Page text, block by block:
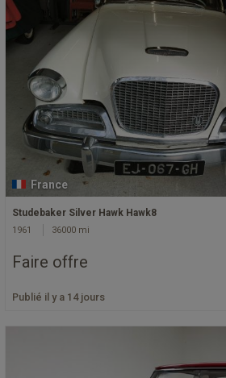
France
Studebaker Silver Hawk Hawk8
1961 36000 mi
Faire offre
Publié il y a 14 jours